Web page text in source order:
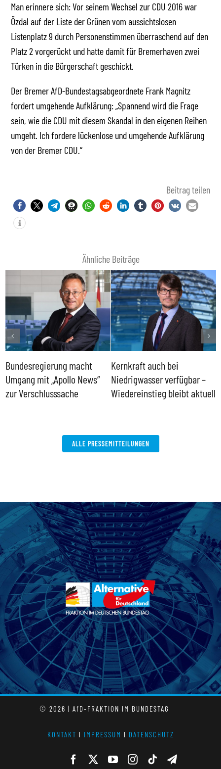
Man erinnere sich: Vor seinem Wechsel zur CDU 2016 war
Özdal auf der Liste der Grünen vom aussichtslosen
Listenplatz 9 durch Personenstimmen überraschend auf den
Platz 2 vorgerückt und hatte damit für Bremerhaven zwei
Türken in die Bürgerschaft geschickt.
Der Bremer AfD-Bundestagsabgeordnete Frank Magnitz
fordert umgehende Aufklärung: „Spannend wird die Frage
sein, wie die CDU mit diesem Skandal in den eigenen Reihen
umgeht. Ich fordere lückenlose und umgehende Aufklärung
von der Bremer CDU.“
Beitrag teilen
Ähnliche Beiträge
Bundesregierung macht
Umgang mit „Apollo News“
zur Verschlusssache
Kernkraft auch bei
Niedrigwasser verfügbar –
Wiedereinstieg bleibt aktuell
ALLE PRESSEMITTEILUNGEN
© 2026 | AfD-FRAKTION IM BUNDESTAG
KONTAKT l IMPRESSUM l DATENSCHUTZ